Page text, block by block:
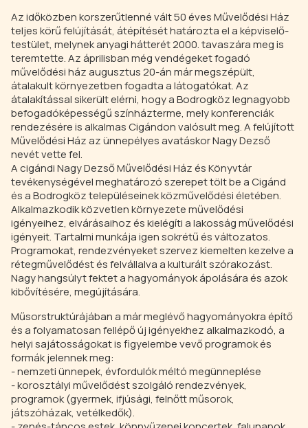
Az időközben korszerűtlenné vált 50 éves Művelődési Ház
teljes körű felújítását, átépítését határozta el a képviselő-
testület, melynek anyagi hátterét 2000. tavaszára meg is
teremtette. Az áprilisban még vendégeket fogadó
művelődési ház augusztus 20-án már megszépült,
átalakult környezetben fogadta a látogatókat. Az
átalakítással sikerült elérni, hogy a Bodrogköz legnagyobb
befogadóképességű színházterme, mely konferenciák
rendezésére is alkalmas Cigándon valósult meg. A felújított
Művelődési Ház az ünnepélyes avatáskor Nagy Dezső
nevét vette fel.
A cigándi Nagy Dezső Művelődési Ház és Könyvtár
tevékenységével meghatározó szerepet tölt be a Cigánd
és a Bodrogköz településeinek közművelődési életében.
Alkalmazkodik közvetlen környezete művelődési
igényeihez, elvárásaihoz és kielégíti a lakosság művelődési
igényeit. Tartalmi munkája igen sokrétű és változatos.
Programokat, rendezvényeket szervez kiemelten kezelve a
rétegművelődést és felvállalva a kulturált szórakozást.
Nagy hangsúlyt fektet a hagyományok ápolására és azok
kibővítésére, megújítására.
Műsorstruktúrájában a már meglévő hagyományokra építő
és a folyamatosan fellépő új igényekhez alkalmazkodó, a
helyi sajátosságokat is figyelembe vevő programok és
formák jelennek meg:
- nemzeti ünnepek, évfordulók méltó megünneplése
- korosztályi művelődést szolgáló rendezvények,
programok (gyermek, ifjúsági, felnőtt műsorok,
játszóházak, vetélkedők).